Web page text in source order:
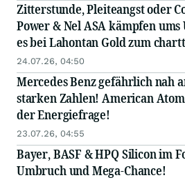
Zitterstunde, Pleiteangst oder
Power & Nel ASA kämpfen
es bei Lahontan Gold zum
Ausbruch?
24.07.26, 04:50
Mercedes Benz gefährlich nah
starken Zahlen! American
der Energiefrage!
23.07.26, 04:55
Bayer, BASF & HPQ Silicon im
Umbruch und Mega-Chance!